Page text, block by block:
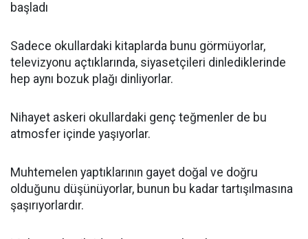
başladı
Sadece okullardaki kitaplarda bunu görmüyorlar,
televizyonu açtıklarında, siyasetçileri dinlediklerinde
hep aynı bozuk plağı dinliyorlar.
Nihayet askeri okullardaki genç teğmenler de bu
atmosfer içinde yaşıyorlar.
Muhtemelen yaptıklarının gayet doğal ve doğru
olduğunu düşünüyorlar, bunun bu kadar tartışılmasına
şaşırıyorlardır.